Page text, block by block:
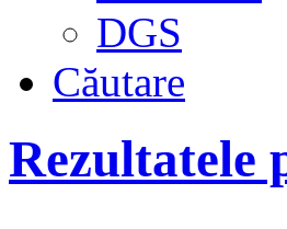
DGS
Căutare
Rezultatele